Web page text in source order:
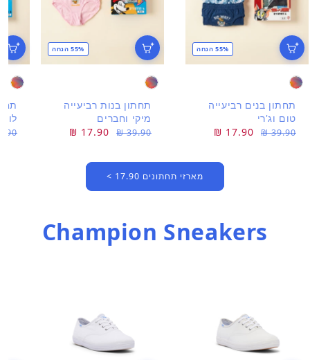
55% הנחה
תחתון בנים רביעייה
טום וג'רי
מחיר
39.90 ₪
מחיר
17.90 ₪
55% הנחה
תחתון בנות רביעייה
מיקי וחברים
מחיר
39.90 ₪
מחיר
17.90 ₪
₪
מארזי תחתונים 17.90 >
Champion Sneakers